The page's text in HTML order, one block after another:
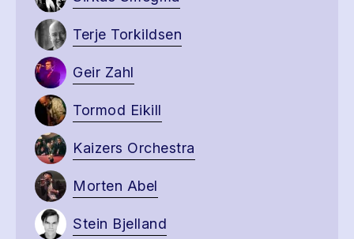
Terje Torkildsen
Geir Zahl
Tormod Eikill
Kaizers Orchestra
Morten Abel
Stein Bjelland